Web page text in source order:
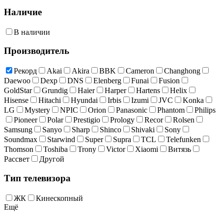
Наличие
В наличии
Производитель
Рекорд Akai Akira BBK Cameron
Changhong
Daewoo
Dexp DNS Elenberg Funai
Fusion
GoldStar
Grundig Haier Harper Hartens
Helix
Hisense
Hitachi Hyundai Irbis Izumi JVC
Konka
LG
Mystery NPIC Orion Panasonic Phantom
Philips
Pioneer
Polar Prestigio Prology Recor
Rolsen
Samsung
Sanyo Sharp Shinco Shivaki
Sony
Soundmax
Starwind Super Supra TCL
Telefunken
Thomson
Toshiba Trony Victor Xiaomi
Витязь
Рассвет
Другой
Тип телевизора
ЖК
Кинескопный
Ещё